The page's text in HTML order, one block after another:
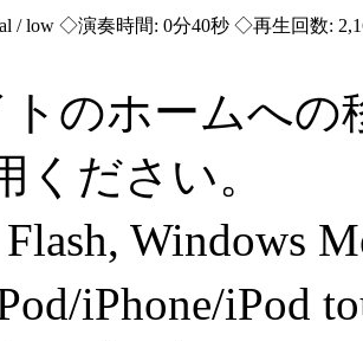
/ low ◇演奏時間: 0分40秒 ◇再生回数:
のホームへの
ください。
Windows
iPhone/iPod